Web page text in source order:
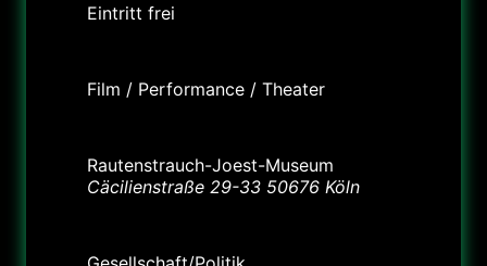
Eintritt frei
Film / Performance / Theater
Rautenstrauch-Joest-Museum
Cäcilienstraße 29-33 50676 Köln